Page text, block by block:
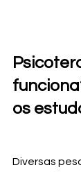
os
Diversas